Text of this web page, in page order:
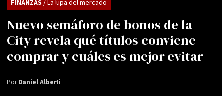
Nuevo semáforo de bonos de la
City revela qué títulos conviene
comprar y cuáles es mejor evitar
FINANZAS / La lupa del mercado
PorDaniel Alberti